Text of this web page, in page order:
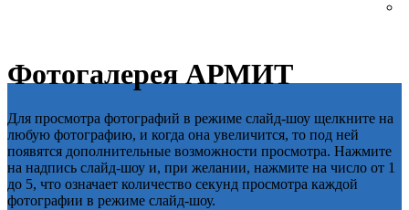
Фотогалерея АРМИТ
Для просмотра фотографий в режиме слайд-шоу щелкните на
любую фотографию, и когда она увеличится, то под ней
появятся дополнительные возможности просмотра. Нажмите
на надпись слайд-шоу и, при желании, нажмите на число от 1
до 5, что означает количество секунд просмотра каждой
фотографии в режиме слайд-шоу.